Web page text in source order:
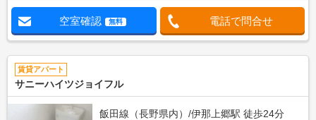
空室確認 無料 電話で問合せ
賃貸アパート
サニーハイツジョイフル
飯田線（長野県内）/伊那上郷駅 徒歩24分